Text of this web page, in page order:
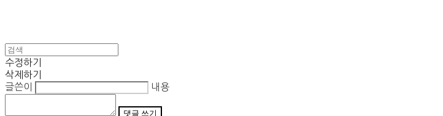
수정하기
삭제하기
글쓴이
내용
댓글 쓰기